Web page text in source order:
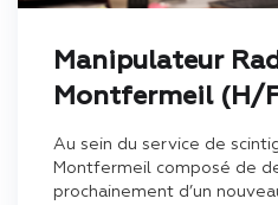
Manipulateur
Montfermeil (H/
Au sein du service de
Montfermeil composé de
prochainement d’un